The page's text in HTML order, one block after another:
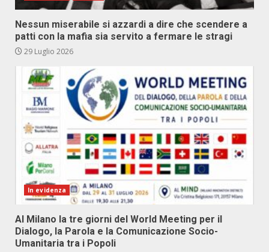
Nessun miserabile si azzardi a dire che scendere a
patti con la mafia sia servito a fermare le stragi
29 Luglio 2026
In evidenza
Al Milano la tre giorni del World Meeting per il
Dialogo, la Parola e la Comunicazione Socio-
Umanitaria tra i Popoli